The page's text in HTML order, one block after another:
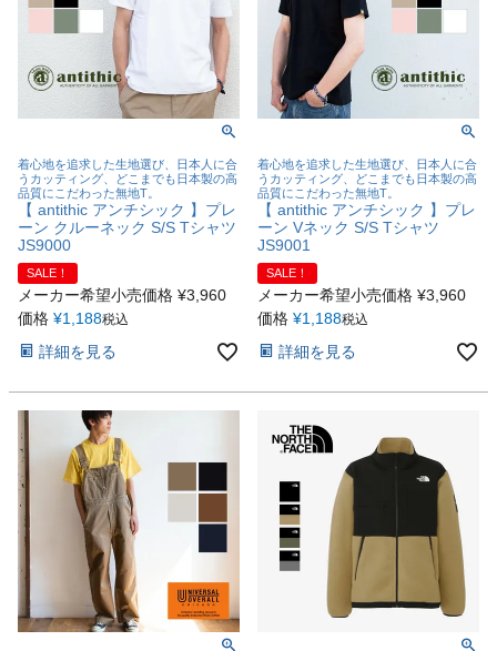
着心地を追求した生地選び、日本人に合
うカッティング、どこまでも日本製の高
品質にこだわった無地T。
【 antithic アンチシック 】プレ
ーン クルーネック S/S Tシャツ
JS9000
SALE！
メーカー希望小売価格 ¥3,960
価格 ¥1,188税込
詳細を見る
着心地を追求した生地選び、日本人に合
うカッティング、どこまでも日本製の高
品質にこだわった無地T。
【 antithic アンチシック 】プレ
ーン Vネック S/S Tシャツ
JS9001
SALE！
メーカー希望小売価格 ¥3,960
価格 ¥1,188税込
詳細を見る